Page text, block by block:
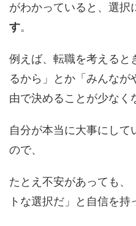
がわかっていると、選択
す。
例えば、転職を考えると
るから」とか「みんなが
由で決めることが少なく
自分が本当に大事にして
ので、
たとえ不安があっても、
トな選択だ」と自信を持